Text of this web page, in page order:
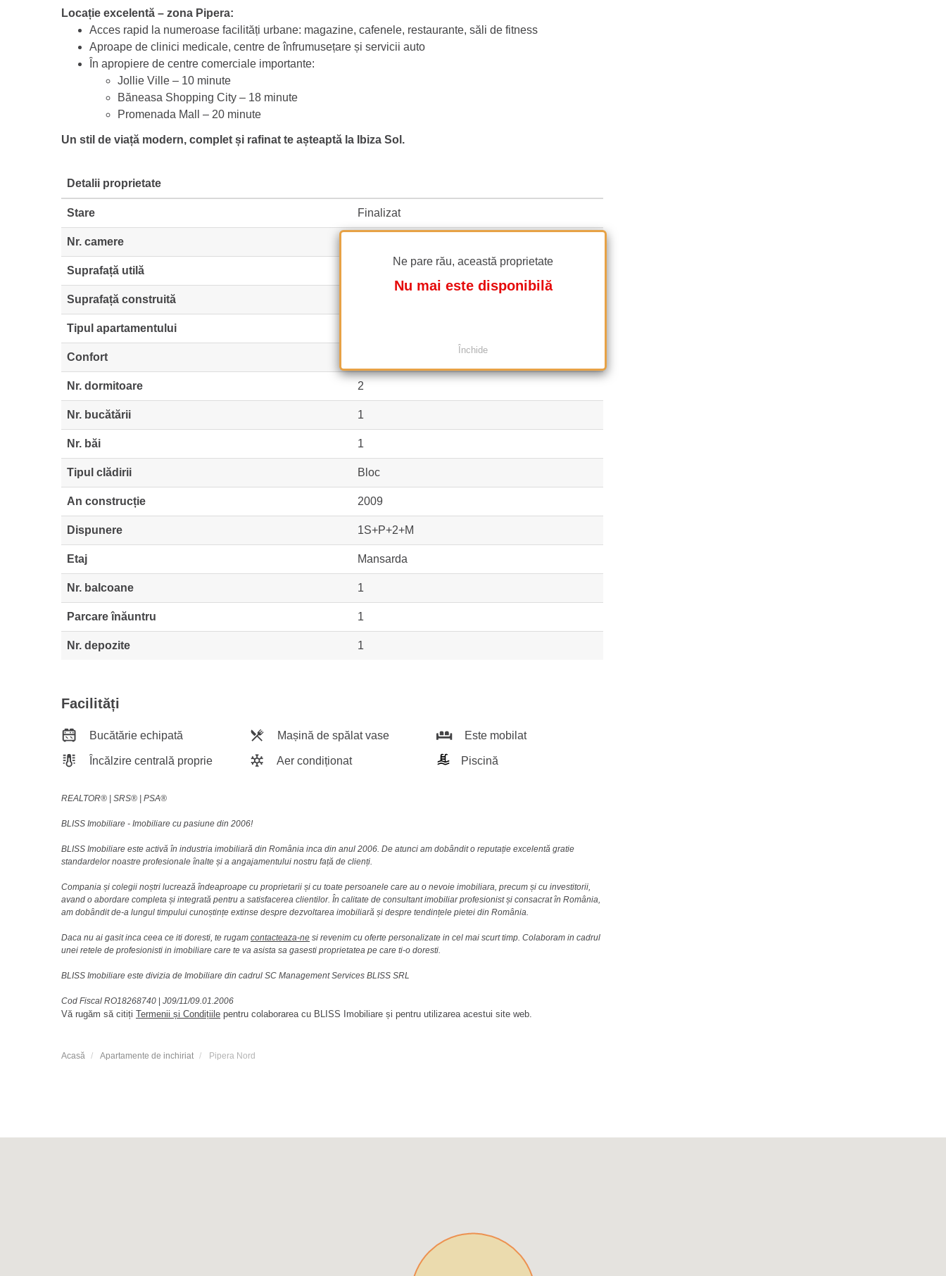
Ne pare rău, această proprietate
Nu mai este disponibilă
Închide
Locație excelentă – zona Pipera:
Acces rapid la numeroase facilități urbane: magazine, cafenele, restaurante, săli de fitness
Aproape de clinici medicale, centre de înfrumusețare și servicii auto
În apropiere de centre comerciale importante:
Jollie Ville – 10 minute
Băneasa Shopping City – 18 minute
Promenada Mall – 20 minute
Un stil de viață modern, complet și rafinat te așteaptă la Ibiza Sol.
Detalii proprietate
Stare Finalizat
Nr. camere
Suprafață utilă (9 EUR / m²)
Suprafață construită
Tipul apartamentului
Confort
Nr. dormitoare 2
Nr. bucătării 1
Nr. băi 1
Tipul clădirii Bloc
An construcție 2009
Dispunere 1S+P+2+M
Etaj Mansarda
Nr. balcoane 1
Parcare înăuntru 1
Nr. depozite 1
Facilități
Bucătărie echipată Mașină de spălat vase Este mobilat
Încălzire centrală proprie Aer condiționat Piscină
REALTOR®️ | SRS®️ | PSA®️
BLISS Imobiliare - Imobiliare cu pasiune din 2006!
BLISS Imobiliare este activă în industria imobiliară din România inca din anul 2006. De atunci am dobândit o reputație excelentă gratie
standardelor noastre profesionale înalte și a angajamentului nostru față de clienți.
Compania și colegii noștri lucrează îndeaproape cu proprietarii și cu toate persoanele care au o nevoie imobiliara, precum și cu investitorii,
avand o abordare completa și integrată pentru a satisfacerea clientilor. În calitate de consultant imobiliar profesionist și consacrat în România,
am dobândit de-a lungul timpului cunoștințe extinse despre dezvoltarea imobiliară și despre tendințele pietei din România.
Daca nu ai gasit inca ceea ce iti doresti, te rugam contacteaza-ne si revenim cu oferte personalizate in cel mai scurt timp. Colaboram in cadrul
unei retele de profesionisti in imobiliare care te va asista sa gasesti proprietatea pe care ti-o doresti.
BLISS Imobiliare este divizia de Imobiliare din cadrul SC Management Services BLISS SRL
Cod Fiscal RO18268740 | J09/11/09.01.2006
Vă rugăm să citiți Termenii și Condițiile pentru colaborarea cu BLISS Imobiliare și pentru utilizarea acestui site web.
Acasă Apartamente de inchiriat Pipera Nord